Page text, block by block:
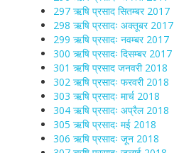
297 ऋषि प्रसाद सितम्बर 2017
298 ऋषि प्रसादः अक्तूबर 2017
299 ऋषि प्रसादः नवम्बर 2017
300 ऋषि प्रसादः दिसम्बर 2017
301 ऋषि प्रसाद जनवरी 2018
302 ऋषि प्रसादः फरवरी 2018
303 ऋषि प्रसादः मार्च 2018
304 ऋषि प्रसादः अप्रैल 2018
305 ऋषि प्रसादः मई 2018
306 ऋषि प्रसादः जून 2018